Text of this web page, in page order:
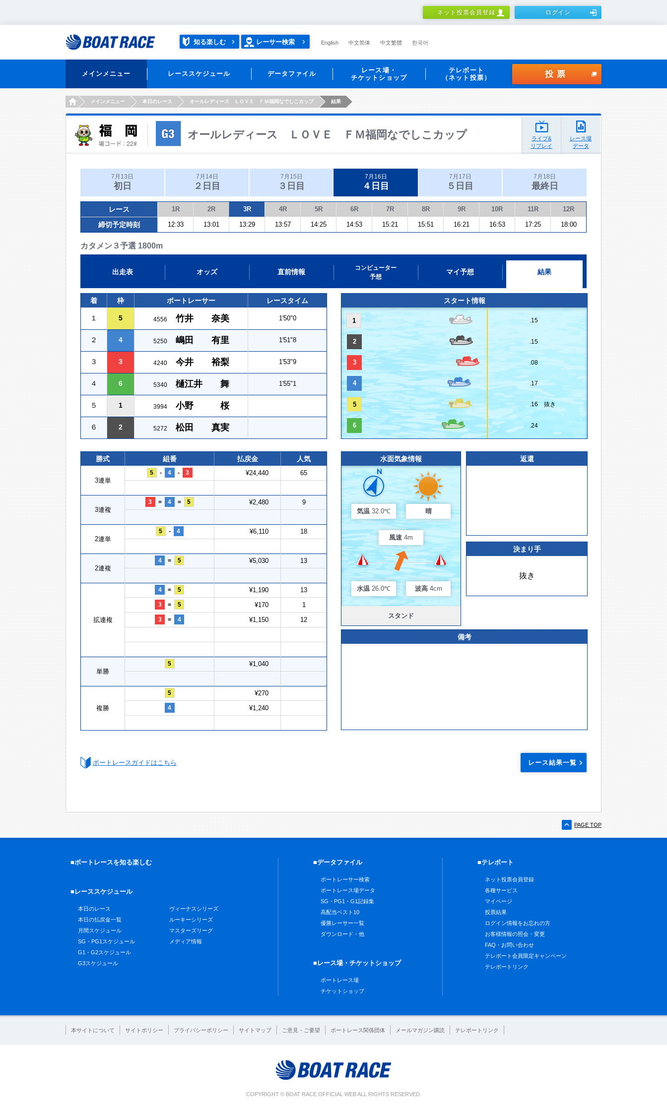
ネット投票会員登録 ログイン
知る楽しむ レーサー検索 English 中文简体 中文繁體 한국어
メインメニュー レーススケジュール データファイル
レース場・
チケットショップ
テレボート
（ネット投票）
投票
HOMEメインメニュー 本日のレース オールレディース ＬＯＶＥ ＦＭ福岡なでしこカップ 結果
オールレディース ＬＯＶＥ ＦＭ福岡なでしこカップ
ライブ&
リプレイ
レース場
データ
7月13日
初日
7月14日
２日目
7月15日
３日目
7月16日
４日目
7月17日
５日目
7月18日
最終日
レース 1R 2R 3R 4R 5R 6R 7R 8R 9R 10R 11R 12R
締切予定時刻 12:33 13:01 13:29 13:57 14:25 14:53 15:21 15:51 16:21 16:53 17:25 18:00
カタメン３予選 1800m
出走表 オッズ 直前情報
コンピューター
予想
マイ予想 結果
着 枠 ボートレーサー レースタイム
１ 5 4556 竹井 奈美 1'50"0
２ 4 5250 嶋田 有里 1'51"8
３ 3 4240 今井 裕梨 1'53"9
４ 6 5340 樋江井 舞 1'55"1
５ 1 3994 小野 桜
６ 2 5272 松田 真実
スタート情報
1 .15
2 .15
3 .08
4 .17
5 .16 抜き
6 .24
勝式 組番 払戻金 人気
3連単
5 - 4 - 3 ¥24,440 65
3連複
3 = 4 = 5 ¥2,480 9
2連単
5 - 4 ¥6,110 18
2連複
4 = 5 ¥5,030 13
拡連複
4 = 5 ¥1,190 13
3 = 5 ¥170 1
3 = 4 ¥1,150 12
単勝
5 ¥1,040
複勝
5 ¥270
4 ¥1,240
水面気象情報
気温 32.0℃ 晴
風速 4m
水温 26.0℃ 波高 4cm
スタンド
返還
決まり手
抜き
備考
ボートレースガイドはこちら レース結果一覧
PAGE TOP
■ボートレースを知る楽しむ
■レーススケジュール
本日のレース
本日の払戻金一覧
月間スケジュール
SG・PG1スケジュール
G1・G2スケジュール
G3スケジュール
ヴィーナスシリーズ
ルーキーシリーズ
マスターズリーグ
メディア情報
■データファイル
ボートレーサー検索
ボートレース場データ
SG・PG1・G1記録集
高配当ベスト10
優勝レーサー一覧
ダウンロード・他
■レース場・チケットショップ
ボートレース場
チケットショップ
■テレボート
ネット投票会員登録
各種サービス
マイページ
投票結果
ログイン情報をお忘れの方
お客様情報の照会・変更
FAQ・お問い合わせ
テレボート会員限定キャンペーン
テレボートリンク
本サイトについて サイトポリシー プライバシーポリシー サイトマップ ご意見・ご要望 ボートレース関係団体 メールマガジン購読 テレボートリンク
COPYRIGHT © BOAT RACE OFFICIAL WEB ALL RIGHTS RESERVED.